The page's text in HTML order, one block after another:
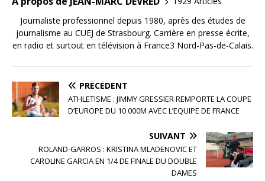
Journaliste professionnel depuis 1980, après des études de
journalisme au CUEJ de Strasbourg. Carrière en presse écrite,
en radio et surtout en télévision à France3 Nord-Pas-de-Calais.
PRÉCÉDENT
ATHLETISME : JIMMY GRESSIER REMPORTE LA COUPE
D’EUROPE DU 10 000M AVEC L’EQUIPE DE FRANCE
SUIVANT
ROLAND-GARROS : KRISTINA MLADENOVIC ET
CAROLINE GARCIA EN 1/4 DE FINALE DU DOUBLE
DAMES